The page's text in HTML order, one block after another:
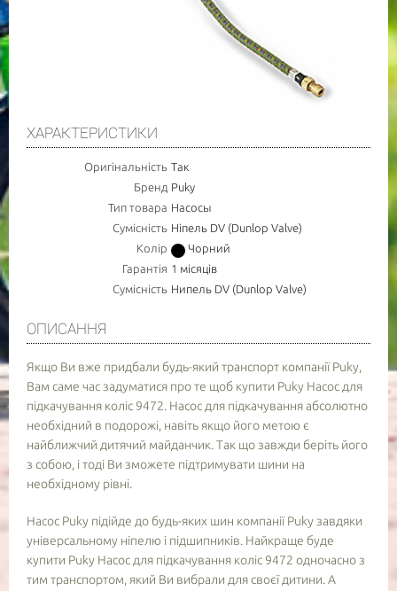
ХАРАКТЕРИСТИКИ
Оригінальність Так
Бренд Puky
Тип товара Насосы
Сумісність Ніпель DV (Dunlop Valve)
Колір
Чорний
Гарантія 1 місяців
Сумісність Нипель DV (Dunlop Valve)
ОПИСАННЯ
Якщо Ви вже придбали будь-який транспорт компанії Puky,
Вам саме час задуматися про те щоб купити Puky Насос для
підкачування коліс 9472. Насос для підкачування абсолютно
необхідний в подорожі, навіть якщо його метою є
найближчий дитячий майданчик. Так що завжди беріть його
з собою, і тоді Ви зможете підтримувати шини на
необхідному рівні.
Насос Puky підійде до будь-яких шин компанії Puky завдяки
універсальному ніпелю і підшипників. Найкраще буде
купити Puky Насос для підкачування коліс 9472 одночасно з
тим транспортом, який Ви вибрали для своєї дитини. А